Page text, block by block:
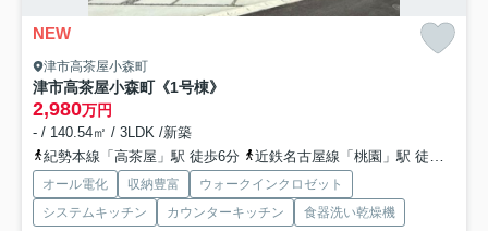
NEW
津市高茶屋小森町
津市高茶屋小森町《1号棟》
2,980万円
- / 140.54㎡ / 3LDK /新築
紀勢本線「高茶屋」駅 徒歩6分
近鉄名古屋線「桃園」駅 徒歩44分
オール電化 収納豊富
ウォークインクロゼット
システムキッチン
カウンターキッチン
食器洗い乾燥機